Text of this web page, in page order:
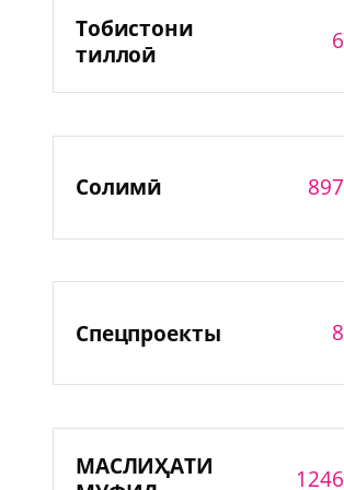
Тобистони
тиллоӣ
6
Солимӣ 897
Спецпроекты 8
МАСЛИҲАТИ
1246